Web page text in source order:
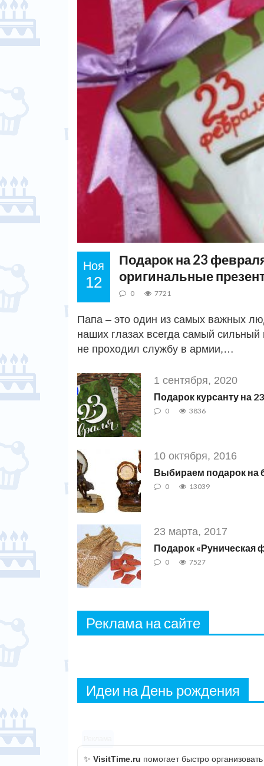
Ноя
12
Подарок на 23
оригинальные
0 7721
Папа – это один из самых важных
наших глазах всегда самый
не проходил службу в армии,…
1 сентября, 2020
Подарок курсанту на
0 3836
10 октября, 2016
Выбираем подарок на
0 13039
23 марта, 2017
Подарок «Руническая
0 7527
Реклама на сайте
Идеи на День рождения
✨ VisitTime.ru помогает быстро